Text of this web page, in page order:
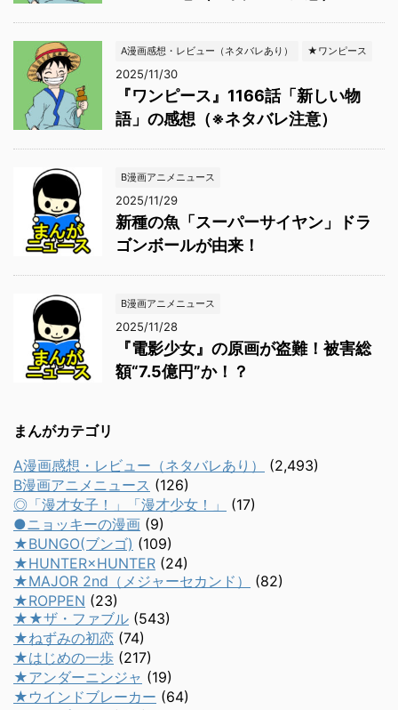
A漫画感想・レビュー（ネタバレあり） ★ワンピース
2025/11/30
『ワンピース』1166話「新しい物
語」の感想（※ネタバレ注意）
B漫画アニメニュース
2025/11/29
新種の魚「スーパーサイヤン」ドラ
ゴンボールが由来！
B漫画アニメニュース
2025/11/28
『電影少女』の原画が盗難！被害総
額“7.5億円”か！？
まんがカテゴリ
A漫画感想・レビュー（ネタバレあり）
(2,493)
B漫画アニメニュース (126)
◎「漫才女子！」「漫才少女！」
(17)
●ニョッキーの漫画 (9)
★BUNGO(ブンゴ) (109)
★HUNTER×HUNTER (24)
★MAJOR 2nd（メジャーセカンド）
(82)
★ROPPEN (23)
★★ザ・ファブル (543)
★ねずみの初恋 (74)
★はじめの一歩 (217)
★アンダーニンジャ (19)
★ウインドブレーカー (64)